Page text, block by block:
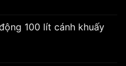
100 lít cánh khuấy